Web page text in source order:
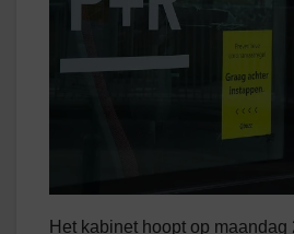
Het kabinet hoopt op maandag